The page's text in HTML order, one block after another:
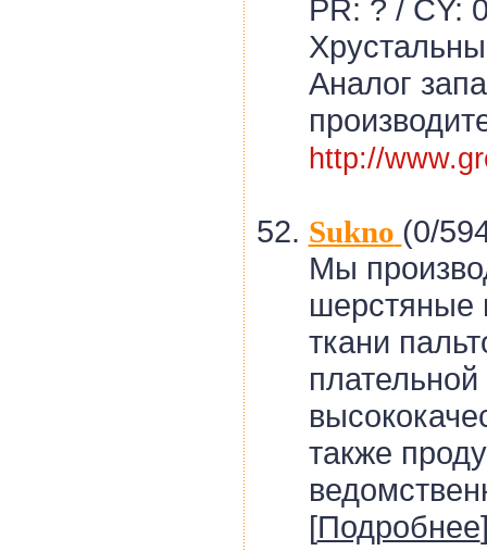
PR: ? / CY:
Аналог
http://
Sukno (0/
Мы
шерстяные
ткани
также
[Подробнее